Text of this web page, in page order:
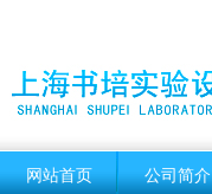
网站首页 公司简介